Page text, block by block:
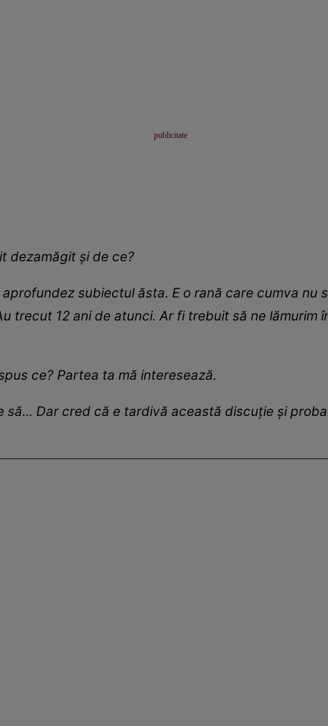
dezamăgit și de ce?
subiectul ăsta. E o rană care cumva nu
trecut 12 ani de atunci. Ar fi trebuit să ne lămurim
ce? Partea ta mă interesează.
să... Dar cred că e tardivă această discuție și